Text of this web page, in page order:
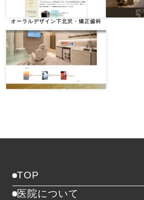
オーラルデザイン下北沢・矯正歯科
TOP
医院について